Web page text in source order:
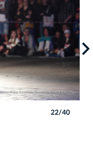
22/40